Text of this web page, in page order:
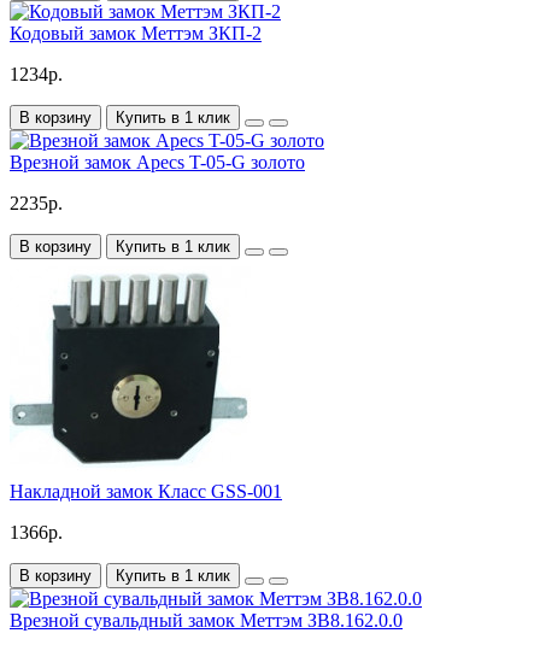
Кодовый замок Меттэм ЗКП-2
1234р.
В корзину Купить в 1 клик
Врезной замок Apecs T-05-G золото
2235р.
В корзину Купить в 1 клик
Накладной замок Класс GSS-001
1366р.
В корзину Купить в 1 клик
Врезной сувальдный замок Меттэм ЗВ8.162.0.0